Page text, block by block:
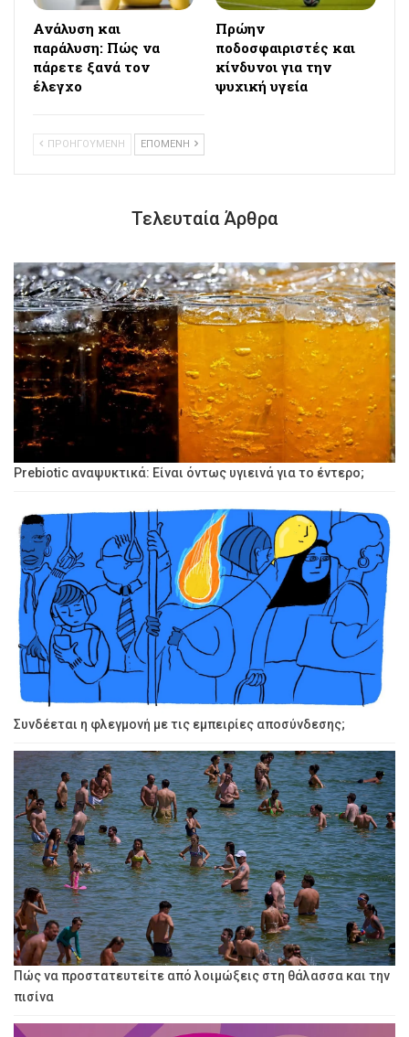
Ανάλυση και
παράλυση: Πώς να
πάρετε ξανά τον
έλεγχο
Πρώην
ποδοσφαιριστές και
κίνδυνοι για την
ψυχική υγεία
ΠΡΟΗΓΟΥΜΕΝΗ ΕΠΟΜΕΝΗ
Τελευταία Άρθρα
Prebiotic αναψυκτικά: Είναι όντως υγιεινά για το έντερο;
Συνδέεται η φλεγμονή με τις εμπειρίες αποσύνδεσης;
Πώς να προστατευτείτε από λοιμώξεις στη θάλασσα και την
πισίνα